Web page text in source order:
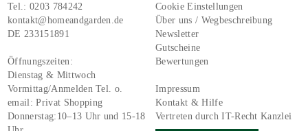
Tel.:0203 784242
kontakt@homeandgarden.de
DE 233151891
Öffnungszeiten:
Dienstag & Mittwoch
Vormittag/Anmelden Tel. o.
email:Privat Shopping
Donnerstag:10–13 Uhr und 15-18
Cookie Einstellungen
Über uns / Wegbeschreibung
Newsletter
Gutscheine
Bewertungen
Impressum
Kontakt & Hilfe
Vertreten durch IT-Recht Kanzlei